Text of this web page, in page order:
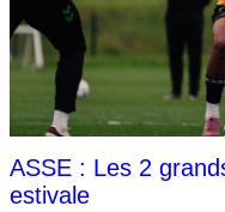
ASSE : Les 2
estivale